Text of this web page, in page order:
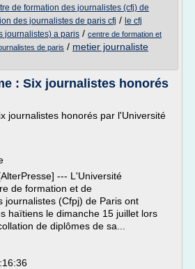
de formation des journalistes (cfj) de
des journalistes de paris cfj / le cfj
journalistes) a paris / centre de formation et
de paris / metier journaliste
: Six journalistes honorés
journalistes honorés par l'Université
--- L'Université
de formation et de
journalistes (Cfpj) de Paris ont
haïtiens le dimanche 15 juillet lors
de diplômes de sa...